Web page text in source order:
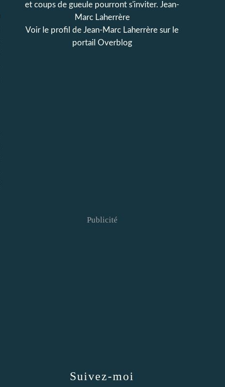
et coups de gueule pourront s'inviter. Jean-
Marc Laherrère
Voir le profil de Jean-Marc Laherrère sur le
portail Overblog
Suivez-moi
Publicité